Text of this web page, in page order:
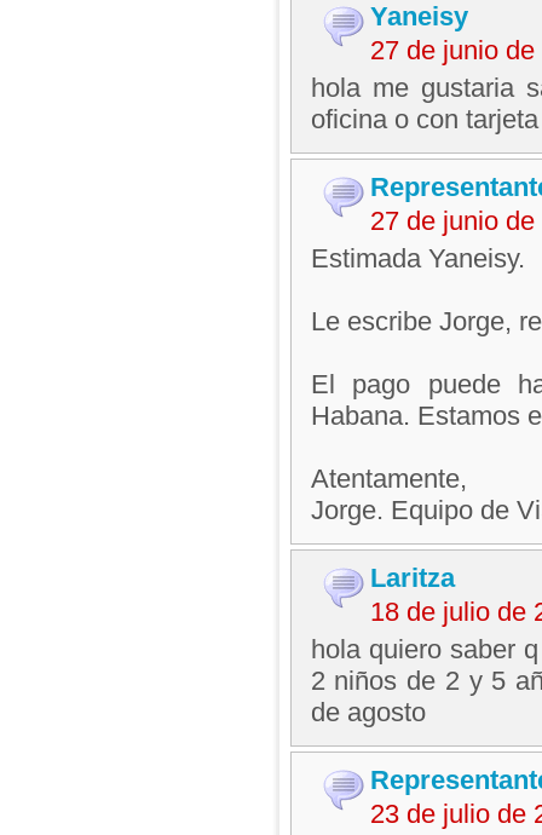
Yaneisy
27 de junio
hola me gustaria
oficina o con
27 de junio
Estimada Yaneisy.
Le escribe Jorge,
El pago puede
Habana. Estamos
Atentamente,
Jorge. Equipo de
Laritza
18 de julio de
hola quiero saber
2 niños de 2 y 5
de agosto
23 de julio de